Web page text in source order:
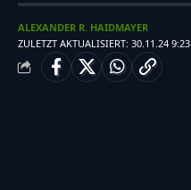
ZULETZT AKTUALISIERT: 30.11.24 9:23
ALEXANDER R. HAIDMAYER